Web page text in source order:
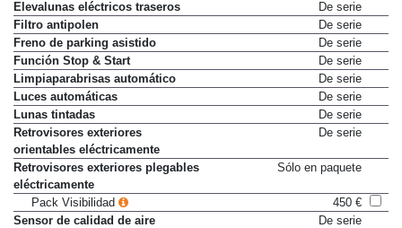
Elevalunas eléctricos traseros
De serie
Filtro antipolen
De serie
Freno de parking asistido
De serie
Función Stop & Start
De serie
Limpiaparabrisas automático
De serie
Luces automáticas
De serie
Lunas tintadas
De serie
Retrovisores exteriores
orientables eléctricamente
De serie
Retrovisores exteriores plegables
eléctricamente
Sólo en paquete
Pack Visibilidad
450 €
Sensor de calidad de aire
De serie